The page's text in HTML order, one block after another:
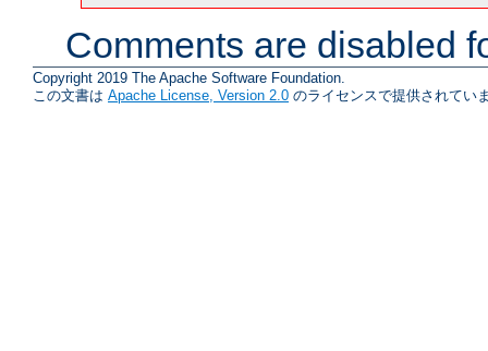
Comments are disabled
Copyright 2019 The Apache Software Foundation.
この文書は Apache License, Version 2.0 のライセンスで提供されてい